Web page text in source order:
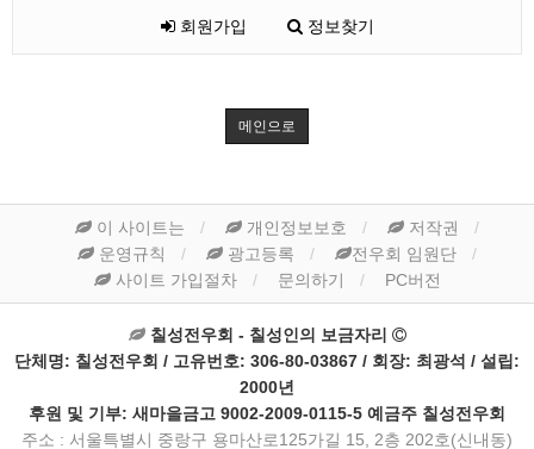
회원가입 정보찾기
메인으로
이 사이트는 개인정보보호
저작권
운영규칙
광고등록
전우회 임원단
사이트 가입절차
문의하기 PC버전
칠성전우회 - 칠성인의 보금자리
단체명: 칠성전우회 / 고유번호: 306-80-03867 / 회장: 최광석 / 설립:
2000년
후원 및 기부: 새마을금고 9002-2009-0115-5 예금주 칠성전우회
주소 : 서울특별시 중랑구 용마산로125가길 15, 2층 202호(신내동)